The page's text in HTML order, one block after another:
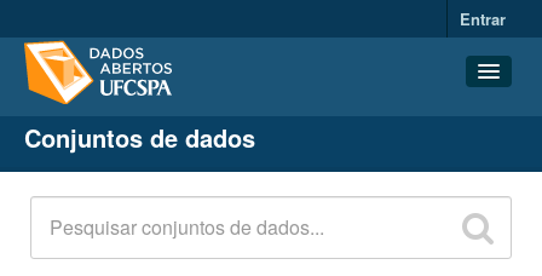
Entrar
Conjuntos de dados
Organizações
Grupos
Sobre
Conjuntos de dados